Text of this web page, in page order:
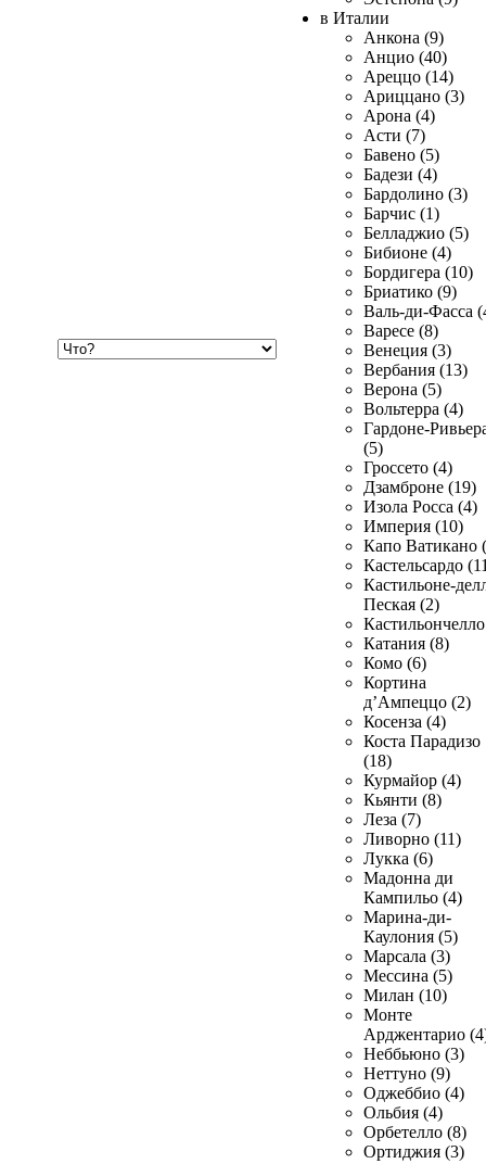
в Италии
Анкона (9)
Анцио (40)
Ареццо (14)
Ариццано (3)
Арона (4)
Асти (7)
Бавено (5)
Бадези (4)
Бардолино (3)
Барчис (1)
Белладжио (5)
Бибионе (4)
Бордигера (10)
Бриатико (9)
Валь-ди-Фасса
Варесе (8)
Венеция (3)
Вербания (13)
Верона (5)
Вольтерра (4)
Гардоне-
(5)
Гроссето (4)
Дзамброне (19)
Изола Росса (4)
Империя (10)
Капо Ватикано
Кастельсардо
Кастильоне-
Пеская (2)
Катания (8)
Комо (6)
Кортина
д’Ампеццо (2)
Косенза (4)
Коста Парадизо
(18)
Курмайор (4)
Кьянти (8)
Леза (7)
Ливорно (11)
Лукка (6)
Мадонна ди
Кампильо (4)
Марина-ди-
Каулония (5)
Марсала (3)
Мессина (5)
Милан (10)
Монте
Арджентарио
Неббьюно (3)
Неттуно (9)
Оджеббио (4)
Ольбия (4)
Орбетелло (8)
Ортиджия (3)